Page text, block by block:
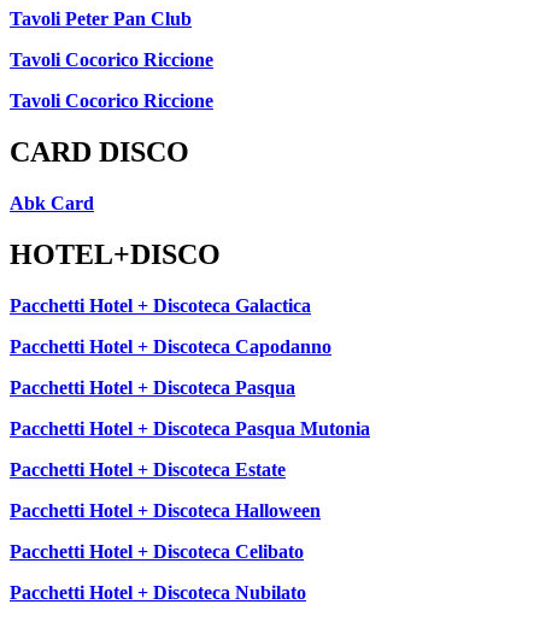
Tavoli Peter Pan Club
Tavoli Cocorico Riccione
Tavoli Cocorico Riccione
CARD DISCO
Abk Card
HOTEL+DISCO
Pacchetti Hotel + Discoteca Galactica
Pacchetti Hotel + Discoteca Capodanno
Pacchetti Hotel + Discoteca Pasqua
Pacchetti Hotel + Discoteca Pasqua Mutonia
Pacchetti Hotel + Discoteca Estate
Pacchetti Hotel + Discoteca Halloween
Pacchetti Hotel + Discoteca Celibato
Pacchetti Hotel + Discoteca Nubilato